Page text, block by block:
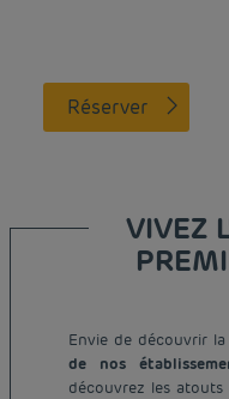
Réserver
VIVEZ
Envie de découvrir
de nos
découvrez les